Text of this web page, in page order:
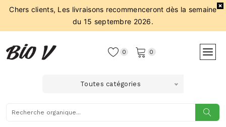
Chers clients, Les livraisons recommenceront dès la semaine
du 15 septembre 2026.
0 0
Toutes catégories